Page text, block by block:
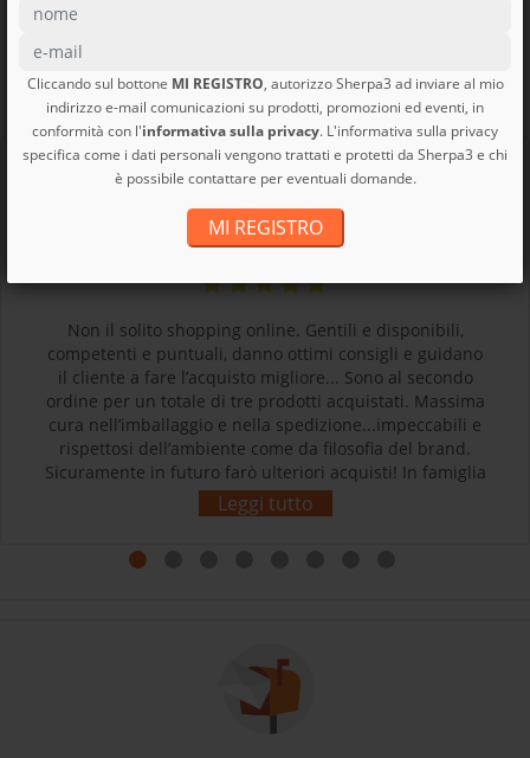
Cliccando sul bottone MI REGISTRO, autorizzo Sherpa3 ad inviare al mio
indirizzo e-mail comunicazioni su prodotti, promozioni ed eventi, in
conformità con l'informativa sulla privacy. L'informativa sulla privacy
specifica come i dati personali vengono trattati e protetti da Sherpa3 e chi
è possibile contattare per eventuali domande.
MI REGISTRO
DA CHI CI VUOLE BENE
B
BEATRICE
Non il solito shopping online. Gentili e disponibili,
competenti e puntuali, danno ottimi consigli e guidano
il cliente a fare l’acquisto migliore... Sono al secondo
ordine per un totale di tre prodotti acquistati. Massima
cura nell’imballaggio e nella spedizione...impeccabili e
rispettosi dell’ambiente come da filosofia del brand.
Sicuramente in futuro farò ulteriori acquisti! In famiglia
siamo tutti soddisfatti e contenti dei nostri acquisti.
Grazie! L’esperienza d’acquisto con Sherpa3 è stata
Leggi tutto